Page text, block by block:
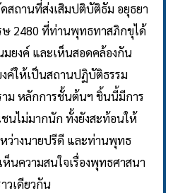
สถานที่ส่งเสิมปติบัติธัม อยุธยา
ษ 2480 ที่ท่านพุทธทาสภิกขุได้
ยงค์ และเห็นสอดคล้องกัน
ค์ให้เป็นสถานปฏิบัติธรรม
ม หลักการชั้นต้นฯ ชิ้นนี้มีการ
นไม่มากนัก ทั้งยังสะท้อนให้
ว่างนายปรีดี และท่านพุทธ
ห็นความสนใจเรื่องพุทธศาสนา
วเดียวกัน